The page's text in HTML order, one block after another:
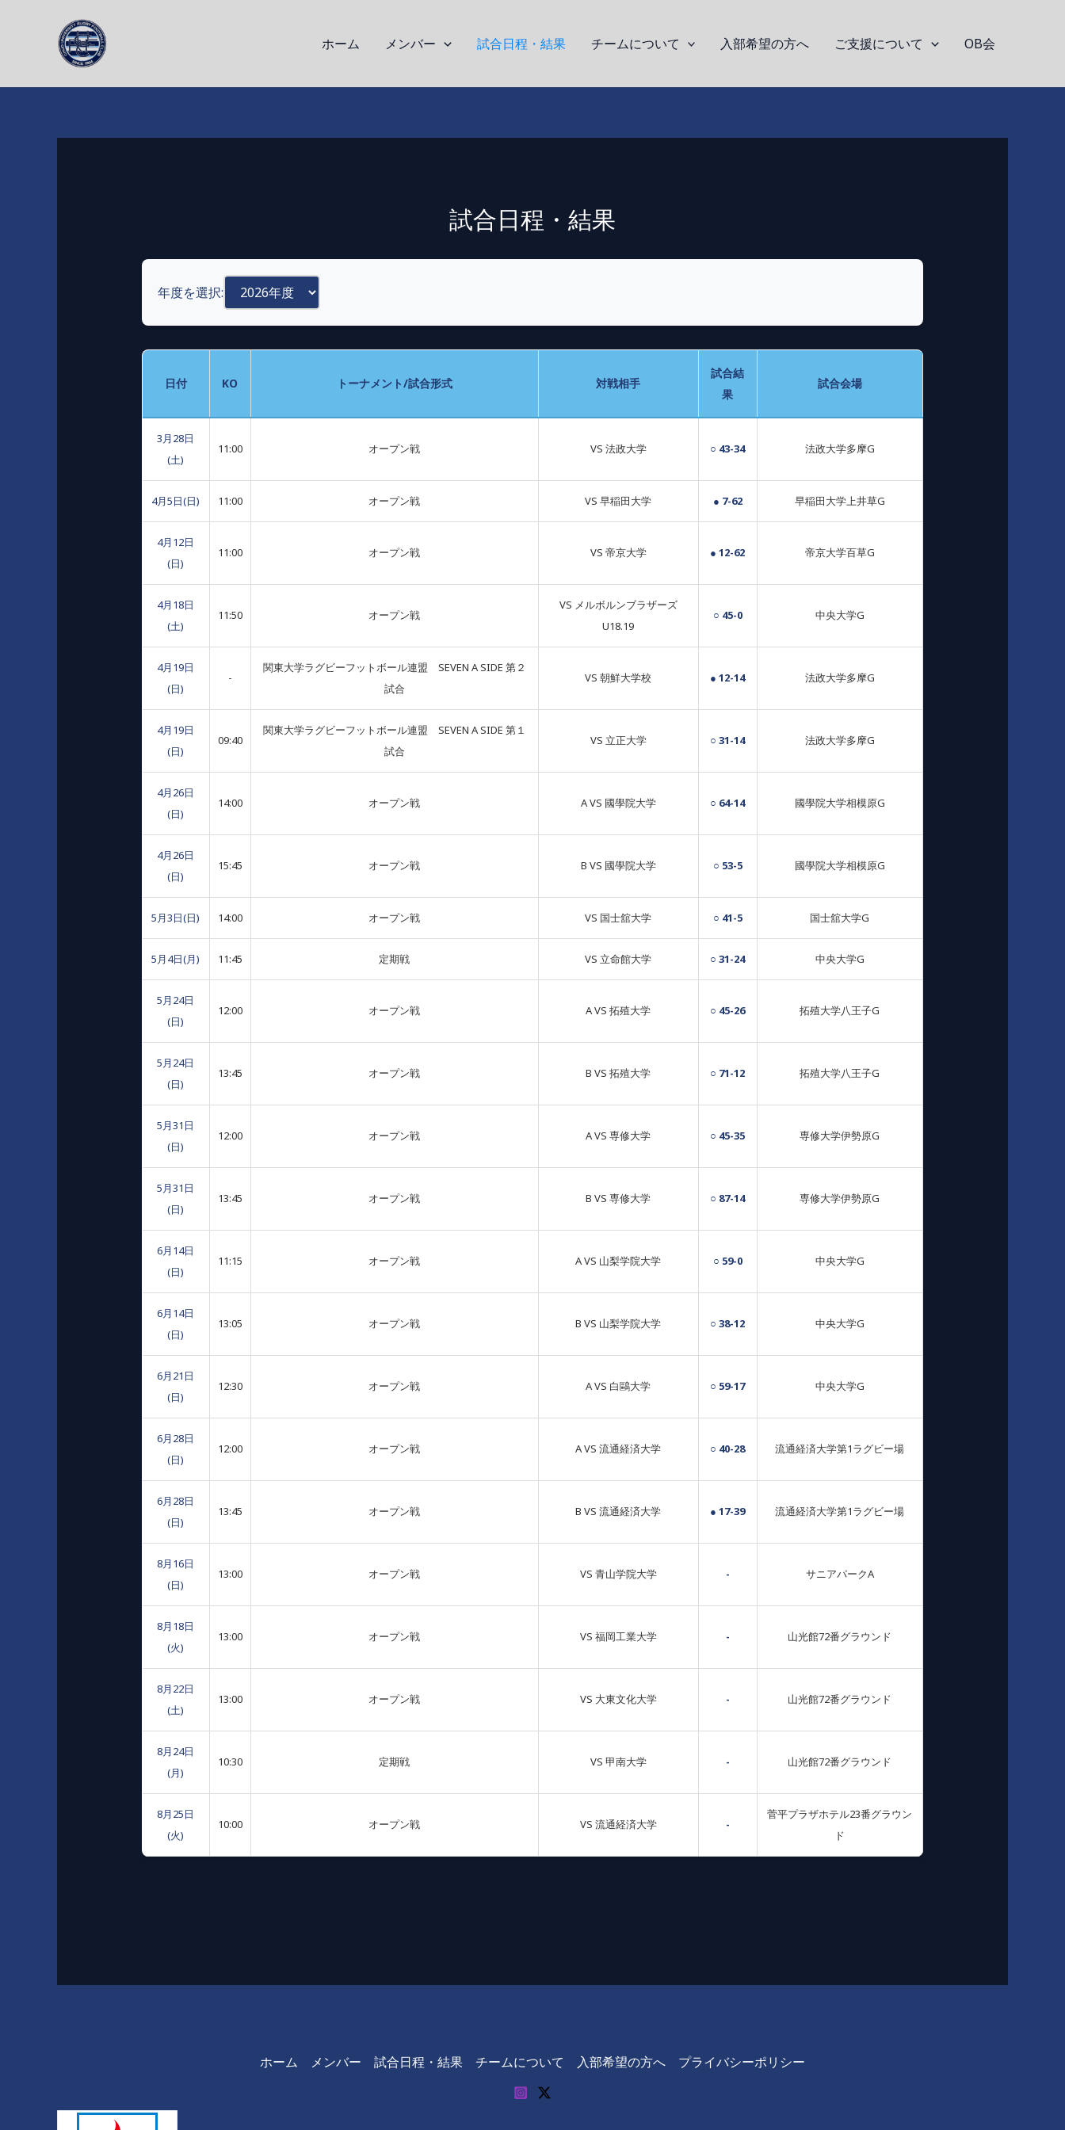
ホーム メンバー 試合日程・結果 チームについて 入部希望の方へ ご支援について OB会
試合日程・結果
年度を選択:
日付 KO トーナメント/試合形式 対戦相手
試合結
果
試合会場
3月28日
(土)
11:00 オープン戦 VS 法政大学 ○ 43-34 法政大学多摩G
4月5日(日) 11:00 オープン戦 VS 早稲田大学 ● 7-62 早稲田大学上井草G
4月12日
(日)
11:00 オープン戦 VS 帝京大学 ● 12-62 帝京大学百草G
4月18日
(土)
11:50 オープン戦
VS メルボルンブラザーズ
U18.19
○ 45-0 中央大学G
4月19日
(日)
-
関東大学ラグビーフットボール連盟 SEVEN A SIDE 第２
試合
VS 朝鮮大学校 ● 12-14 法政大学多摩G
4月19日
(日)
09:40
関東大学ラグビーフットボール連盟 SEVEN A SIDE 第１
試合
VS 立正大学 ○ 31-14 法政大学多摩G
4月26日
(日)
14:00 オープン戦 A VS 國學院大学 ○ 64-14 國學院大学相模原G
4月26日
(日)
15:45 オープン戦 B VS 國學院大学 ○ 53-5 國學院大学相模原G
5月3日(日) 14:00 オープン戦 VS 国士舘大学 ○ 41-5 国士舘大学G
5月4日(月) 11:45 定期戦 VS 立命館大学 ○ 31-24 中央大学G
5月24日
(日)
12:00 オープン戦 A VS 拓殖大学 ○ 45-26 拓殖大学八王子G
5月24日
(日)
13:45 オープン戦 B VS 拓殖大学 ○ 71-12 拓殖大学八王子G
5月31日
(日)
12:00 オープン戦 A VS 専修大学 ○ 45-35 専修大学伊勢原G
5月31日
(日)
13:45 オープン戦 B VS 専修大学 ○ 87-14 専修大学伊勢原G
6月14日
(日)
11:15 オープン戦 A VS 山梨学院大学 ○ 59-0 中央大学G
6月14日
(日)
13:05 オープン戦 B VS 山梨学院大学 ○ 38-12 中央大学G
6月21日
(日)
12:30 オープン戦 A VS 白鷗大学 ○ 59-17 中央大学G
6月28日
(日)
12:00 オープン戦 A VS 流通経済大学 ○ 40-28 流通経済大学第1ラグビー場
6月28日
(日)
13:45 オープン戦 B VS 流通経済大学 ● 17-39 流通経済大学第1ラグビー場
8月16日
(日)
13:00 オープン戦 VS 青山学院大学 - サニアパークA
8月18日
(火)
13:00 オープン戦 VS 福岡工業大学 - 山光館72番グラウンド
8月22日
(土)
13:00 オープン戦 VS 大東文化大学 - 山光館72番グラウンド
8月24日
(月)
10:30 定期戦 VS 甲南大学 - 山光館72番グラウンド
8月25日
(火)
10:00 オープン戦 VS 流通経済大学 -
菅平プラザホテル23番グラウン
ド
ホーム メンバー 試合日程・結果 チームについて 入部希望の方へ プライバシーポリシー